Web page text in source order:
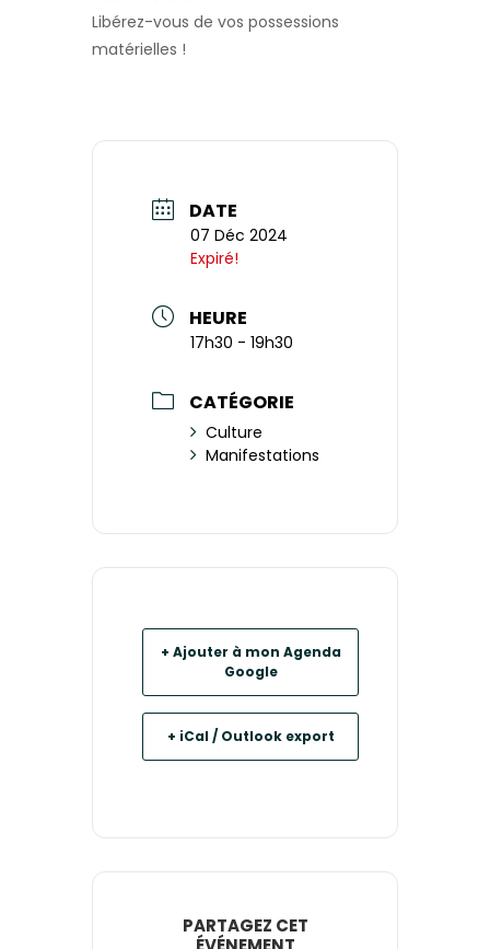
Libérez-vous de vos possessions
matérielles !
DATE
07 Déc 2024
Expiré!
HEURE
17h30 - 19h30
CATÉGORIE
Culture
Manifestations
+ Ajouter à mon Agenda
Google
+ iCal / Outlook export
PARTAGEZ CET